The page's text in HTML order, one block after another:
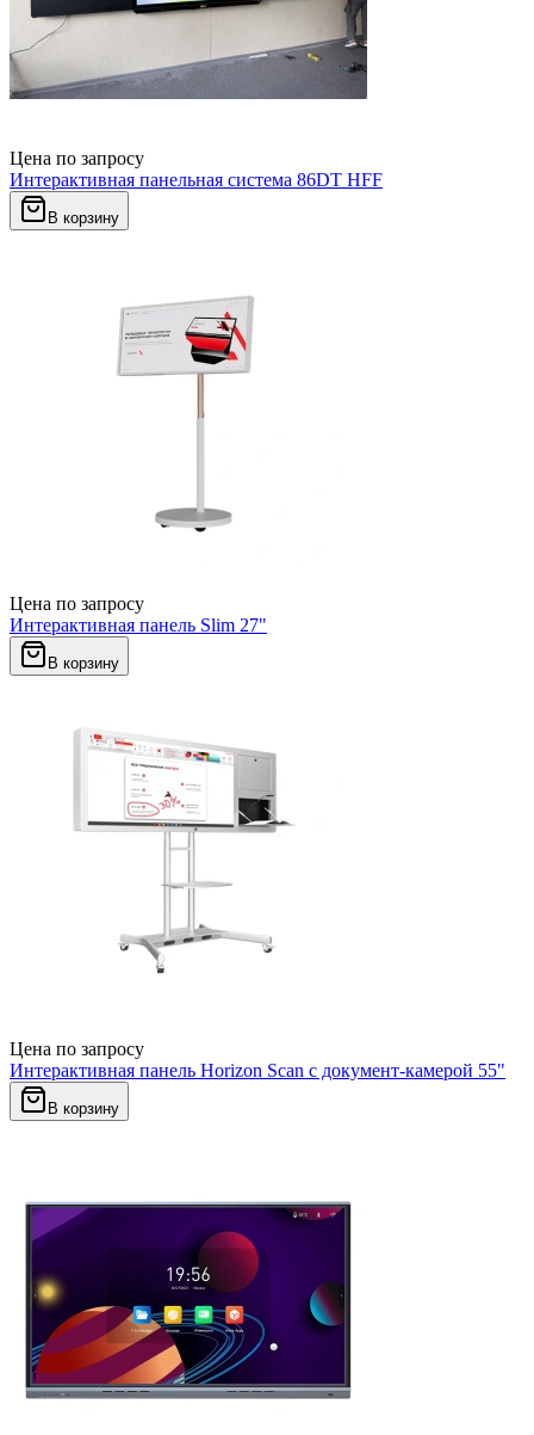
Цена по запросу
Интерактивная панельная система 86DT HFF
В корзину
Цена по запросу
Интерактивная панель Slim 27"
В корзину
Цена по запросу
Интерактивная панель Horizon Scan c документ-камерой 55"
В корзину